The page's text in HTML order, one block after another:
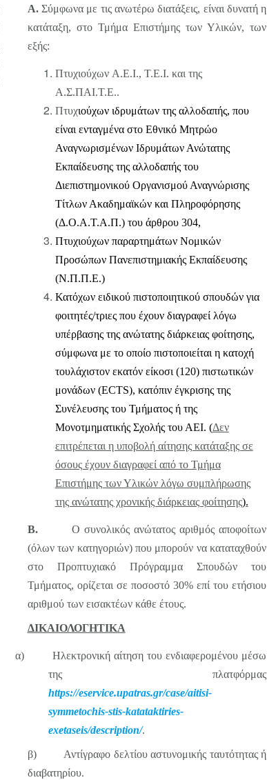
Α.Σύμφωνα με τις ανωτέρω διατάξεις, είναι δυνατή η
κατάταξη, στο Τμήμα Επιστήμης των Υλικών, των
εξής:
Πτυχιούχων A.E.I., Τ.Ε.Ι. και της
Α.Σ.ΠΑΙ.Τ.Ε..
Πτυχιούχων ιδρυμάτων της αλλοδαπής, που
είναι ενταγμένα στο Εθνικό Μητρώο
Αναγνωρισμένων Ιδρυμάτων Ανώτατης
Εκπαίδευσης της αλλοδαπής του
Διεπιστημονικού Οργανισμού Αναγνώρισης
Τίτλων Ακαδημαϊκών και Πληροφόρησης
(Δ.Ο.Α.Τ.Α.Π.) του άρθρου 304,
Πτυχιούχων παραρτημάτων Νομικών
Προσώπων Πανεπιστημιακής Εκπαίδευσης
(Ν.Π.Π.Ε.)
Κατόχων ειδικού πιστοποιητικού σπουδών για
φοιτητές/τριες που έχουν διαγραφεί λόγω
υπέρβασης της ανώτατης διάρκειας φοίτησης,
σύμφωνα με το οποίο πιστοποιείται η κατοχή
τουλάχιστον εκατόν είκοσι (120) πιστωτικών
μονάδων (ECTS), κατόπιν έγκρισης της
Συνέλευσης του Τμήματος ή της
Μονοτμηματικής Σχολής του ΑΕΙ. (Δεν
επιτρέπεται η υποβολή αίτησης κατάταξης σε
όσους έχουν διαγραφεί από το Τμήμα
Επιστήμης των Υλικών λόγω συμπλήρωσης
της ανώτατης χρονικής διάρκειας φοίτησης).
Β.Ο συνολικός ανώτατος αριθμός αποφοίτων
(όλων των κατηγοριών) που μπορούν να καταταχθούν
στο Προπτυχιακό Πρόγραμμα Σπουδών του
Τμήματος, ορίζεται σε ποσοστό 30% επί του ετήσιου
αριθμού των εισακτέων κάθε έτους.
ΔΙΚΑΙΟΛΟΓΗΤΙΚΑ
α) Ηλεκτρονική αίτηση του ενδιαφερομένου μέσω
της πλατφόρμας
https://eservice.upatras.gr/case/aitisi-
symmetochis-stis-katataktiries-
exetaseis/description/.
β) Αντίγραφο δελτίου αστυνομικής ταυτότητας ή
διαβατηρίου.